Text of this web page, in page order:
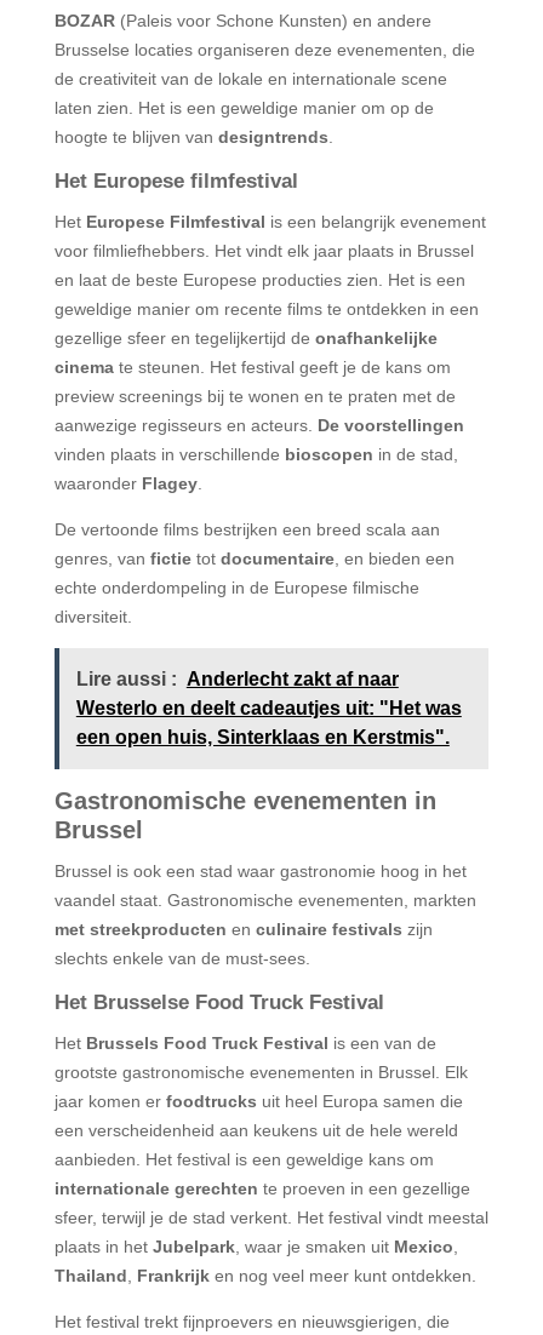
BOZAR(Paleis voor Schone Kunsten) en andere
Brusselse locaties organiseren deze evenementen, die
de creativiteit van de lokale en internationale scene
laten zien. Het is een geweldige manier om op de
hoogte te blijven van designtrends
Het Europese filmfestival
Het Europese Filmfestival is een belangrijk evenement
voor filmliefhebbers. Het vindt elk jaar plaats in Brussel
en laat de beste Europese producties zien. Het is een
geweldige manier om recente films te ontdekken in een
gezellige sfeer en tegelijkertijd de onafhankelijke
cinemate steunen. Het festival geeft je de kans om
preview screenings bij te wonen en te praten met de
aanwezige regisseurs en acteurs. De voorstellingen
vinden plaats in verschillende bioscopen in de stad,
waaronder Flagey.
De vertoonde films bestrijken een breed scala aan
genres, van fictietot documentaire, en bieden een
echte onderdompeling in de Europese filmische
diversiteit.
Lire aussi : Anderlecht zakt af naar
Westerlo en deelt cadeautjes uit: "Het was
een open huis, Sinterklaas en Kerstmis".
Gastronomische evenementen in
Brussel
Brussel is ook een stad waar gastronomie hoog in het
vaandel staat. Gastronomische evenementen, markten
met streekproducten en culinaire festivals zijn
slechts enkele van de must-sees.
Het Brusselse Food Truck Festival
Het Brussels Food Truck Festival is een van de
grootste gastronomische evenementen in Brussel. Elk
jaar komen er foodtrucks uit heel Europa samen die
een verscheidenheid aan keukens uit de hele wereld
aanbieden. Het festival is een geweldige kans om
internationale gerechten te proeven in een gezellige
sfeer, terwijl je de stad verkent. Het festival vindt meestal
plaats in het Jubelpark, waar je smaken uit Mexico
Thailand
Frankrijken nog veel meer kunt ontdekken.
Het festival trekt fijnproevers en nieuwsgierigen, die